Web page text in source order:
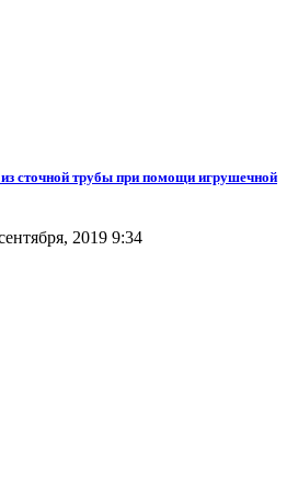
сточной трубы при помощи игрушечной
2019 9:34